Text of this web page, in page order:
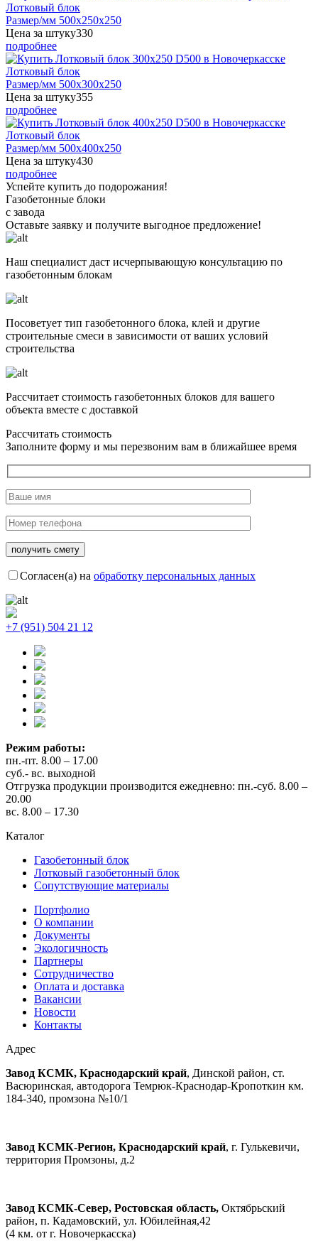
Лотковый блок
Размер/мм 500x250x250
Цена за штуку330
подробнее
Лотковый блок
Размер/мм 500x300x250
Цена за штуку355
подробнее
Лотковый блок
Размер/мм 500x400x250
Цена за штуку430
подробнее
Успейте купить до подорожания!
Газобетонные блоки
с завода
Оставьте заявку и получите выгодное предложение!
Наш специалист даст исчерпывающую консультацию по
газобетонным блокам
Посоветует тип газобетонного блока, клей и другие
строительные смеси в зависимости от ваших условий
строительства
Рассчитает стоимость газобетонных блоков для вашего
объекта вместе с доставкой
Рассчитать стоимость
Заполните форму и мы перезвоним вам в ближайшее время
Согласен(а) на обработку персональных данных
+7 (951) 504 21 12
Режим работы:
пн.-пт. 8.00 – 17.00
суб.- вс. выходной
Отгрузка продукции производится ежедневно: пн.-суб. 8.00 –
20.00
вс. 8.00 – 17.30
Каталог
Газобетонный блок
Лотковый газобетонный блок
Сопутствующие материалы
Портфолио
О компании
Документы
Экологичность
Партнеры
Сотрудничество
Оплата и доставка
Вакансии
Новости
Контакты
Адрес
Завод КСМК, Краснодарский край, Динской район, ст.
Васюринская, автодорога Темрюк-Краснодар-Кропоткин км.
184-340, промзона №10/1
Завод КСМК-Регион, Краснодарский край, г. Гулькевичи,
территория Промзоны, д.2
Завод КСМК-Север, Ростовская область, Октябрьский
район, п. Кадамовский, ул. Юбилейная,42
(4 км. от г. Новочеркасска)